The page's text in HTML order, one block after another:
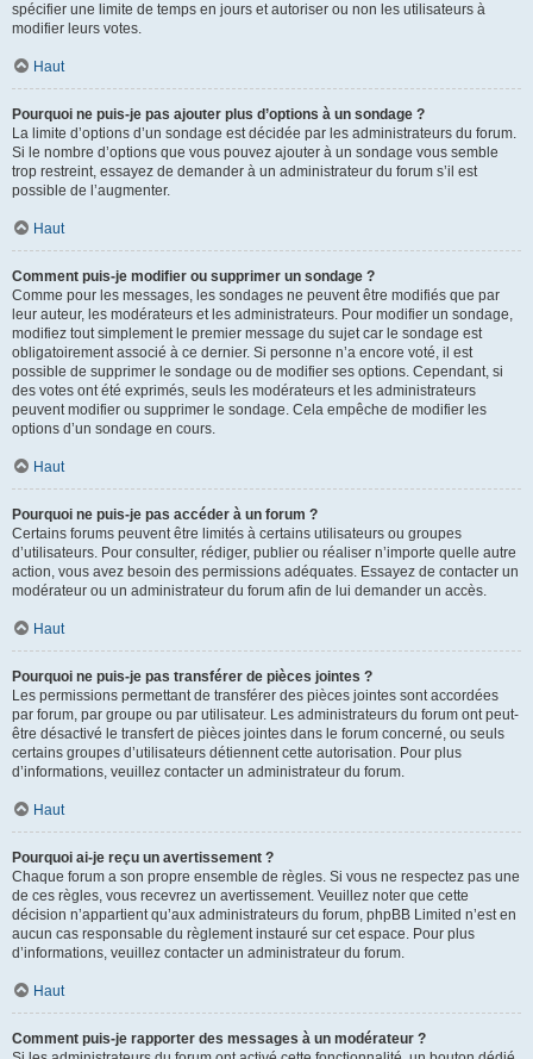
spécifier une limite de temps en jours et autoriser ou non les utilisateurs à
modifier leurs votes.
Haut
Pourquoi ne puis-je pas ajouter plus d’options à un sondage ?
La limite d’options d’un sondage est décidée par les administrateurs du forum.
Si le nombre d’options que vous pouvez ajouter à un sondage vous semble
trop restreint, essayez de demander à un administrateur du forum s’il est
possible de l’augmenter.
Haut
Comment puis-je modifier ou supprimer un sondage ?
Comme pour les messages, les sondages ne peuvent être modifiés que par
leur auteur, les modérateurs et les administrateurs. Pour modifier un sondage,
modifiez tout simplement le premier message du sujet car le sondage est
obligatoirement associé à ce dernier. Si personne n’a encore voté, il est
possible de supprimer le sondage ou de modifier ses options. Cependant, si
des votes ont été exprimés, seuls les modérateurs et les administrateurs
peuvent modifier ou supprimer le sondage. Cela empêche de modifier les
options d’un sondage en cours.
Haut
Pourquoi ne puis-je pas accéder à un forum ?
Certains forums peuvent être limités à certains utilisateurs ou groupes
d’utilisateurs. Pour consulter, rédiger, publier ou réaliser n’importe quelle autre
action, vous avez besoin des permissions adéquates. Essayez de contacter un
modérateur ou un administrateur du forum afin de lui demander un accès.
Haut
Pourquoi ne puis-je pas transférer de pièces jointes ?
Les permissions permettant de transférer des pièces jointes sont accordées
par forum, par groupe ou par utilisateur. Les administrateurs du forum ont peut-
être désactivé le transfert de pièces jointes dans le forum concerné, ou seuls
certains groupes d’utilisateurs détiennent cette autorisation. Pour plus
d’informations, veuillez contacter un administrateur du forum.
Haut
Pourquoi ai-je reçu un avertissement ?
Chaque forum a son propre ensemble de règles. Si vous ne respectez pas une
de ces règles, vous recevrez un avertissement. Veuillez noter que cette
décision n’appartient qu’aux administrateurs du forum, phpBB Limited n’est en
aucun cas responsable du règlement instauré sur cet espace. Pour plus
d’informations, veuillez contacter un administrateur du forum.
Haut
Comment puis-je rapporter des messages à un modérateur ?